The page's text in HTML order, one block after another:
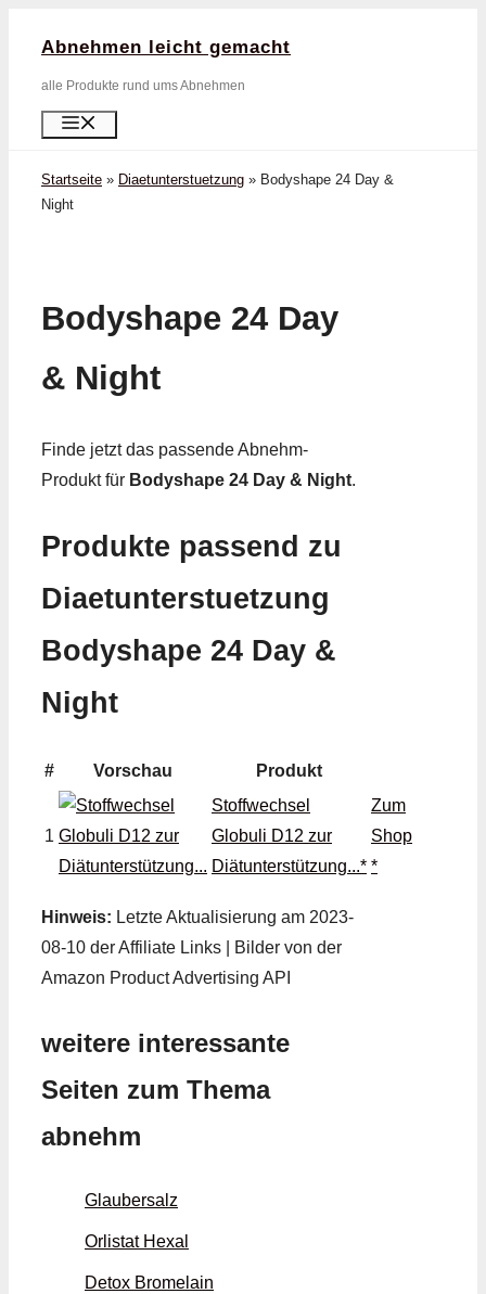
Inhalt
springen
Abnehmen leicht gemacht
alle Produkte rund ums Abnehmen
Startseite » Diaetunterstuetzung » Bodyshape 24 Day &
Night
Bodyshape 24 Day
& Night
Finde jetzt das passende Abnehm-
Produkt für Bodyshape 24 Day & Night.
Produkte passend zu
Diaetunterstuetzung
Bodyshape 24 Day &
Night
# Vorschau Produkt
1
Stoffwechsel
Globuli D12 zur
Diätunterstützung...*
Zum
Shop
*
Hinweis: Letzte Aktualisierung am 2023-
08-10 der Affiliate Links | Bilder von der
Amazon Product Advertising API
weitere interessante
Seiten zum Thema
abnehm
Glaubersalz
Orlistat Hexal
Detox Bromelain